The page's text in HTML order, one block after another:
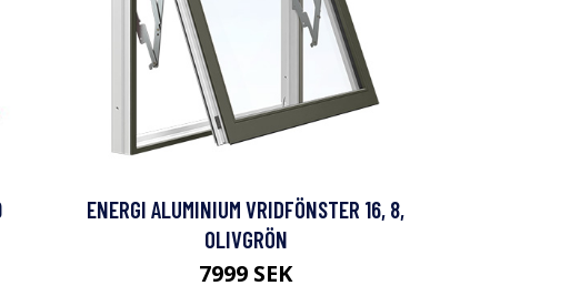
ENERGI ALUMINIUM VRIDFÖNSTER 16, 8,
OLIVGRÖN
7999 SEK